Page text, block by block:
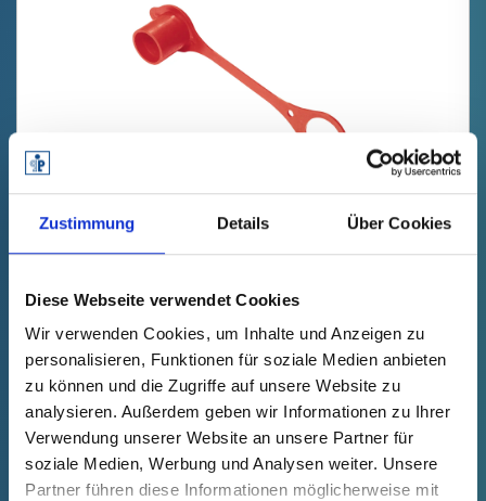
Zustimmung Details Über Cookies
Diese Webseite verwendet Cookies
Wir verwenden Cookies, um Inhalte und Anzeigen zu
personalisieren, Funktionen für soziale Medien anbieten
zu können und die Zugriffe auf unsere Website zu
analysieren. Außerdem geben wir Informationen zu Ihrer
Verwendung unserer Website an unsere Partner für
soziale Medien, Werbung und Analysen weiter. Unsere
Partner führen diese Informationen möglicherweise mit
GPN 920 / 5371 PE-LD, red
fade in
92053710000
productPrice
free of charge
Selection
Sample Buy
Quantity (pcs.)